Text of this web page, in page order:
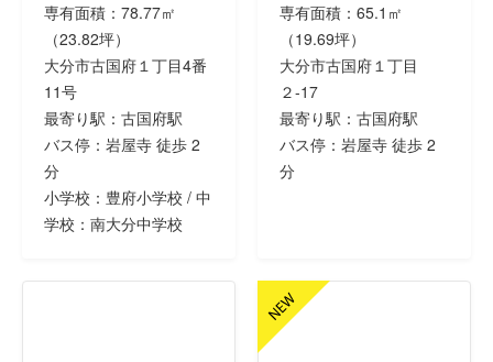
専有面積：78.77㎡
（23.82坪）
大分市古国府１丁目4番
11号
最寄り駅：古国府駅
バス停：岩屋寺 徒歩 2
分
小学校：豊府小学校 / 中
学校：南大分中学校
専有面積：65.1㎡
（19.69坪）
大分市古国府１丁目
２-17
最寄り駅：古国府駅
バス停：岩屋寺 徒歩 2
分